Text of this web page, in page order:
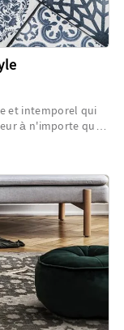
et intemporel qui
à n'importe quel